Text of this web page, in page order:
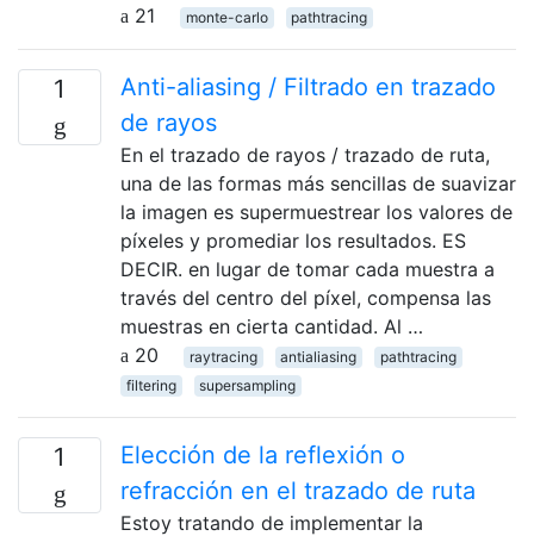
21
monte-carlo pathtracing
1
Anti-aliasing / Filtrado en trazado
de rayos
En el trazado de rayos / trazado de ruta,
una de las formas más sencillas de suavizar
la imagen es supermuestrear los valores de
píxeles y promediar los resultados. ES
DECIR. en lugar de tomar cada muestra a
través del centro del píxel, compensa las
muestras en cierta cantidad. Al …
20
raytracing antialiasing
pathtracing
filtering
supersampling
1
Elección de la reflexión o
refracción en el trazado de ruta
Estoy tratando de implementar la